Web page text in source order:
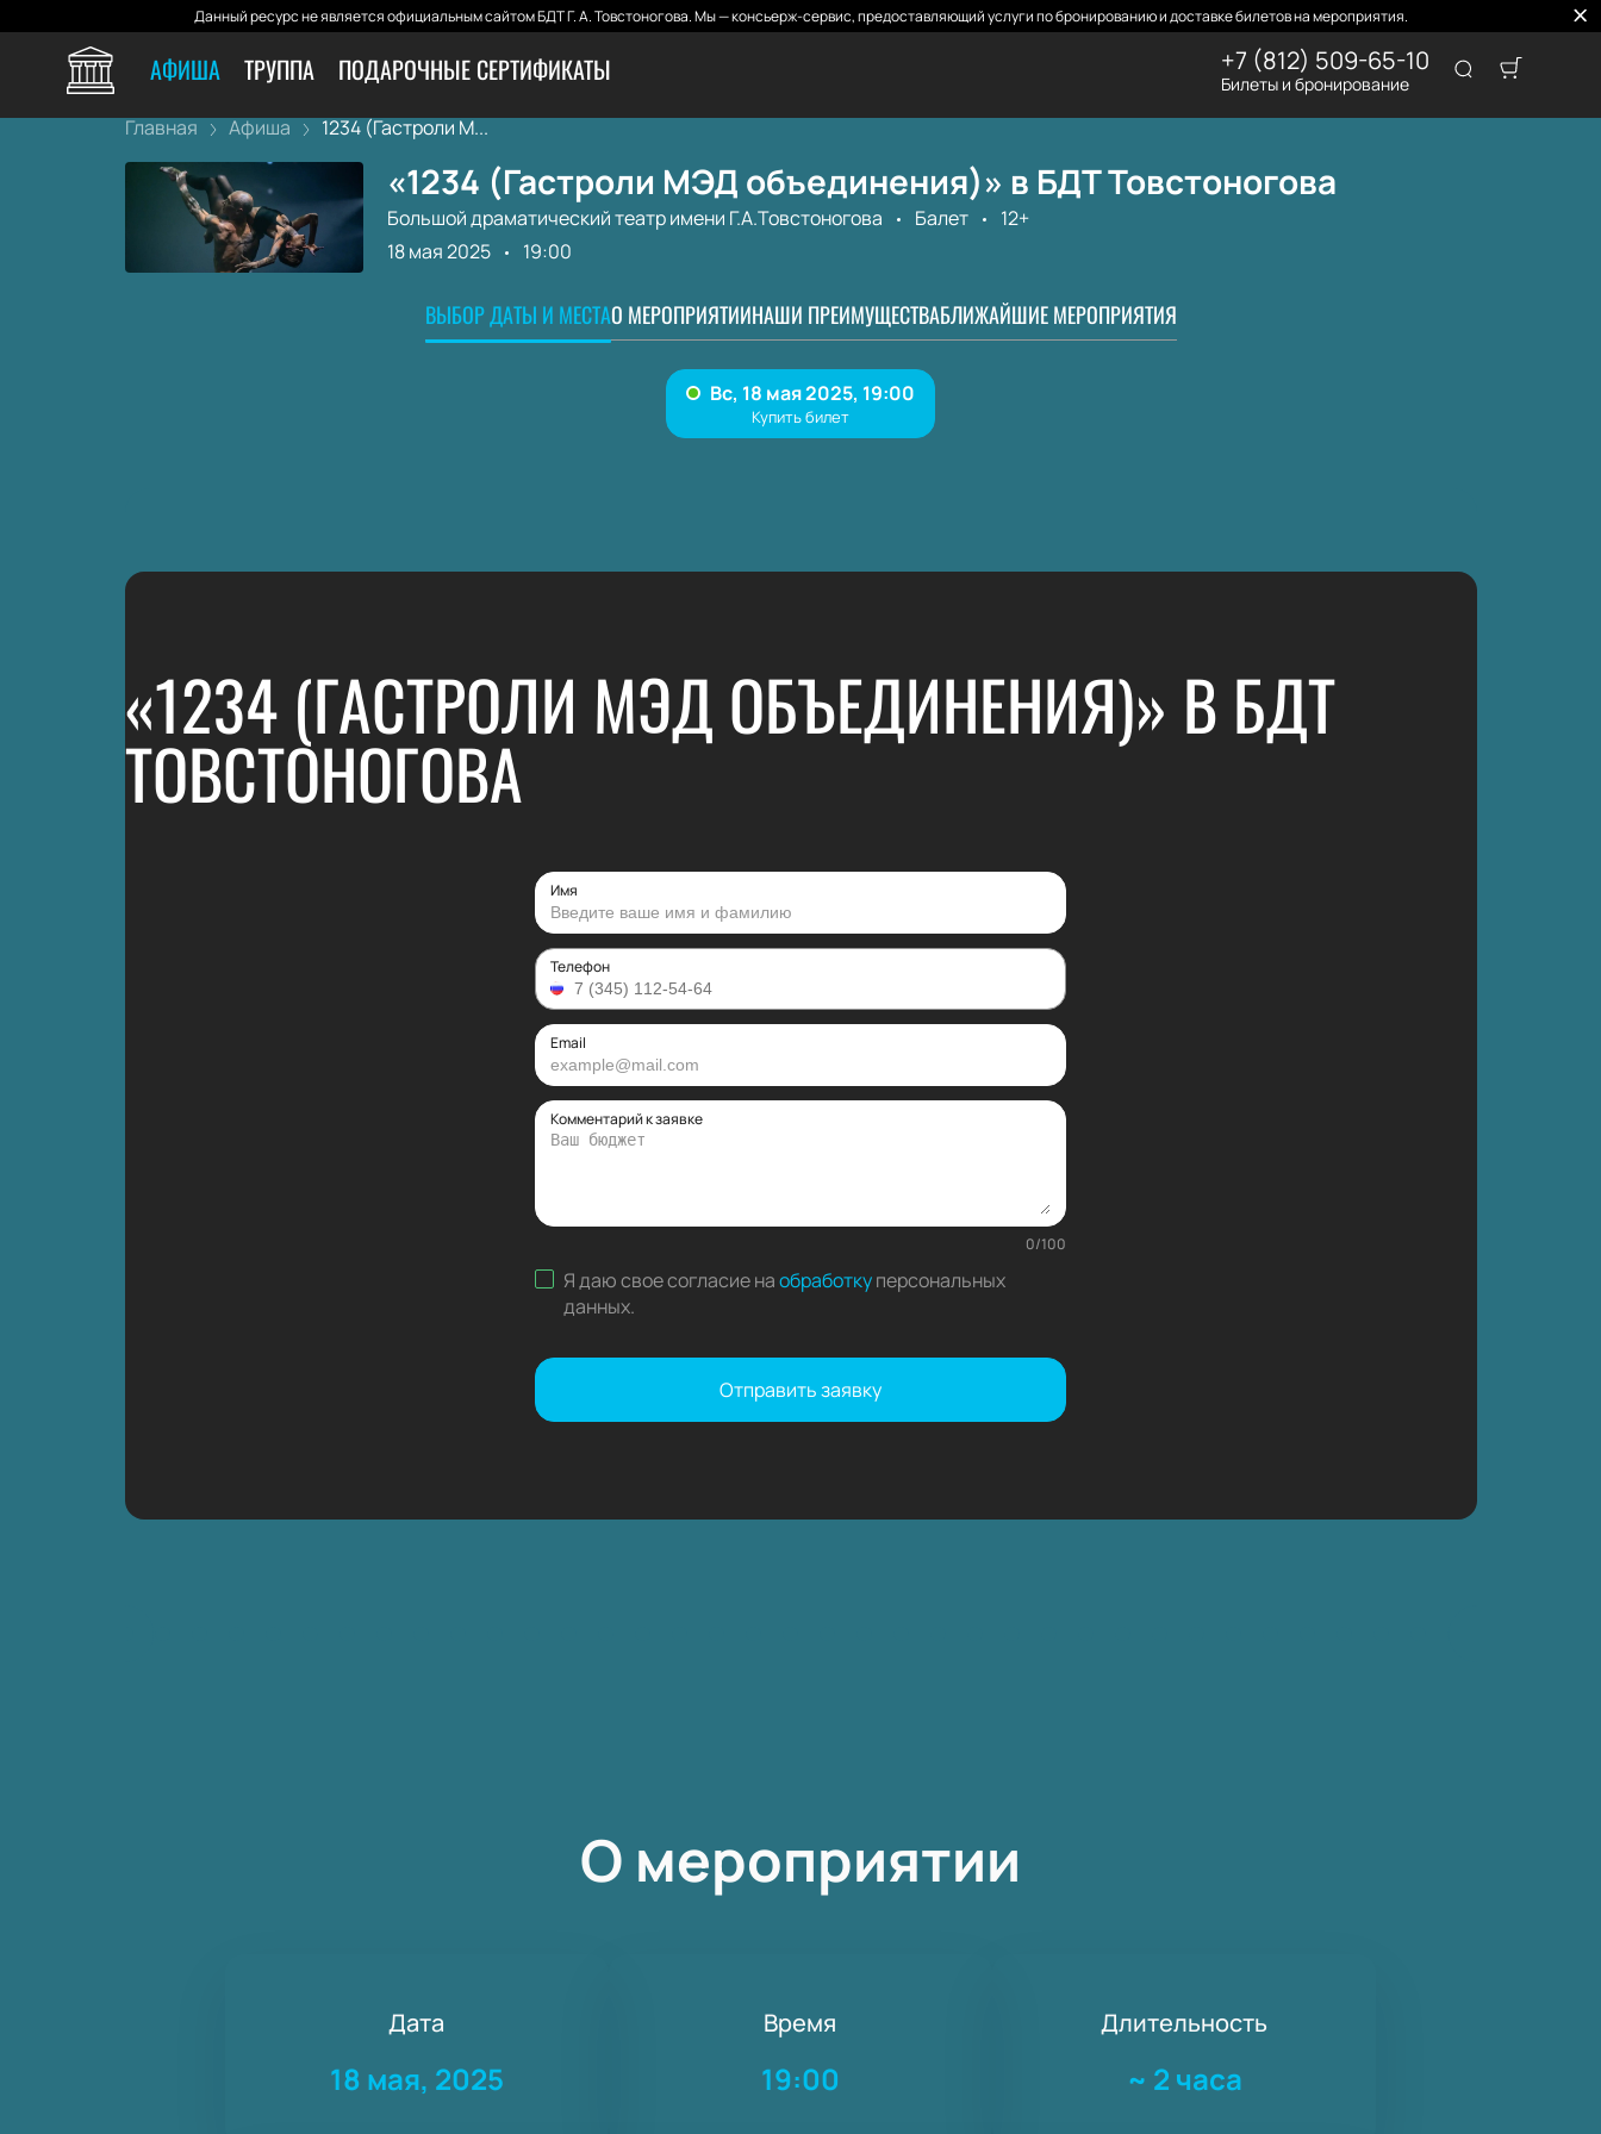
Данный ресурс не является официальным сайтом БДТ Г. А. Товстоногова. Мы — консьерж-сервис, предоставляющий услуги по бронированию и доставке билетов на мероприятия.
АФИША ТРУППА ПОДАРОЧНЫЕ СЕРТИФИКАТЫ +7 (812) 509-65-10
Билеты и бронирование
Главная Афиша 1234 (Гастроли М...
«1234 (Гастроли МЭД объединения)» в БДТ Товстоногова
Большой драматический театр имени Г.А.Товстоногова Балет
12+
18 мая 2025
19:00
ВЫБОР ДАТЫ И МЕСТАО МЕРОПРИЯТИИНАШИ ПРЕИМУЩЕСТВАБЛИЖАЙШИЕ МЕРОПРИЯТИЯ
«1234 (ГАСТРОЛИ МЭД ОБЪЕДИНЕНИЯ)» В БДТ
ТОВСТОНОГОВА
Имя
Телефон
Email
Комментарий к заявке
0/100
Я даю свое согласие наобработкуперсональных
данных.
Отправить заявку
О мероприятии
Дата
18 мая, 2025
Время
19:00
Длительность
~ 2 часа